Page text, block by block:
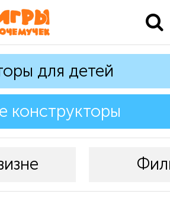
для детей
конструкторы